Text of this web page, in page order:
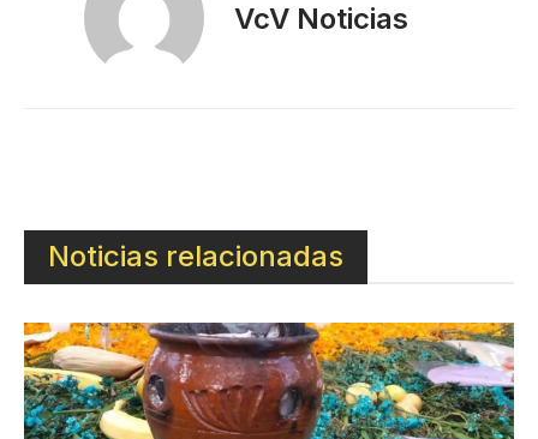
VcV Noticias
Noticias relacionadas